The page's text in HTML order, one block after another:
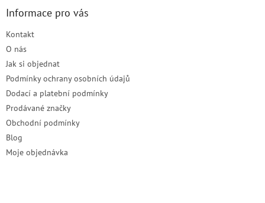
Informace pro vás
Kontakt
O nás
Jak si objednat
Podmínky ochrany osobních údajů
Dodací a platební podmínky
Prodávané značky
Obchodní podmínky
Blog
Moje objednávka